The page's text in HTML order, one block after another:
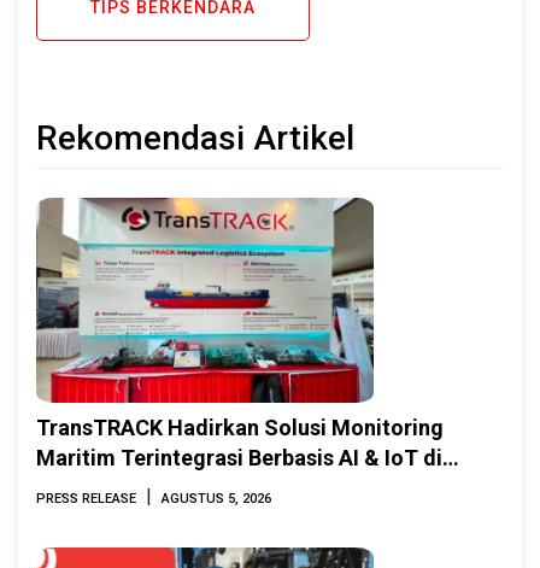
TIPS BERKENDARA
Rekomendasi Artikel
TransTRACK Hadirkan Solusi Monitoring
Maritim Terintegrasi Berbasis AI & IoT di
Indonesia Marine & Offshore Expo (IMOX)
PRESS RELEASE | AGUSTUS 5, 2026